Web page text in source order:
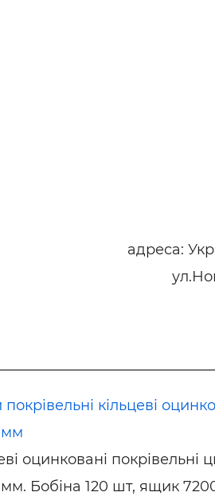
послуги
адреса:
кільцеві
мм
оцинковані покрівельні
мм. Бобіна 120 шт, ящик